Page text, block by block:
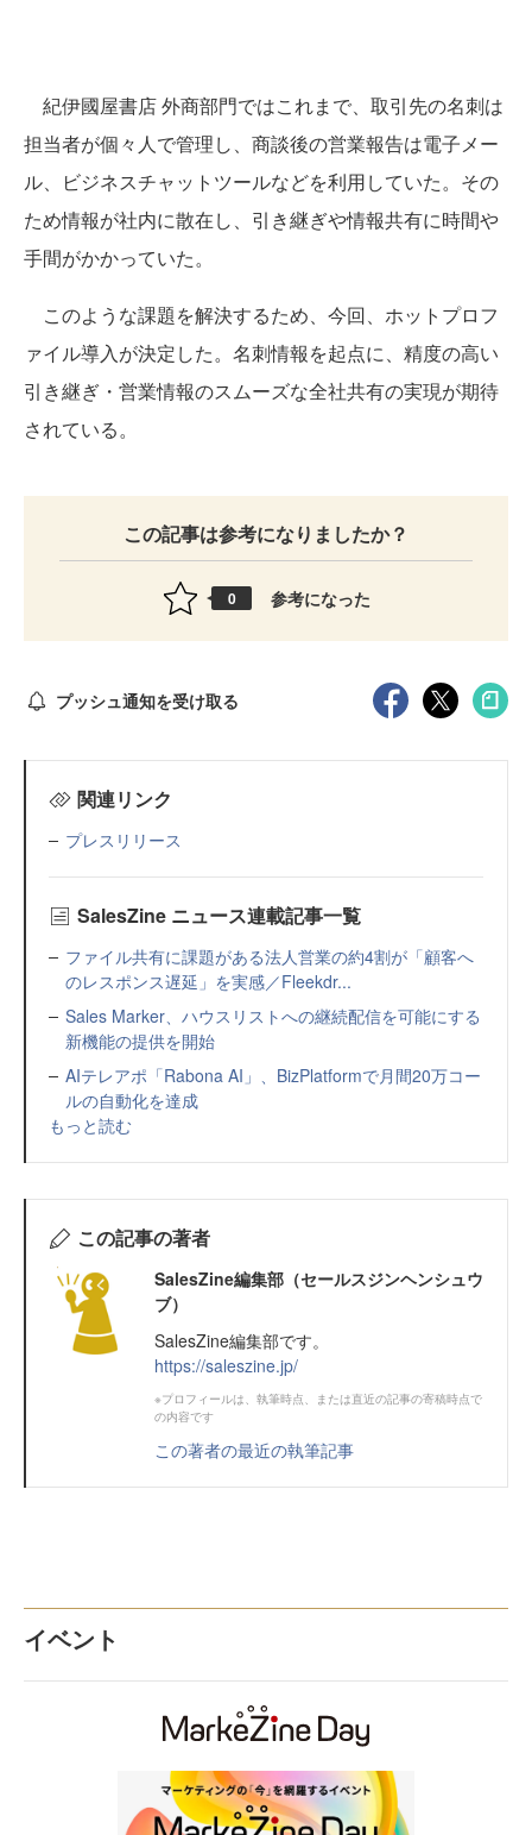
紀伊國屋書店 外商部門ではこれまで、取引先の名刺は
担当者が個々人で管理し、商談後の営業報告は電子メー
ル、ビジネスチャットツールなどを利用していた。その
ため情報が社内に散在し、引き継ぎや情報共有に時間や
手間がかかっていた。
このような課題を解決するため、今回、ホットプロフ
ァイル導入が決定した。名刺情報を起点に、精度の高い
引き継ぎ・営業情報のスムーズな全社共有の実現が期待
されている。
この記事は参考になりましたか？
0 参考になった
プッシュ通知を受け取る
関連リンク
プレスリリース
SalesZine ニュース連載記事一覧
ファイル共有に課題がある法人営業の約4割が「顧客へ
のレスポンス遅延」を実感／Fleekdr...
Sales Marker、ハウスリストへの継続配信を可能にする
新機能の提供を開始
AIテレアポ「Rabona AI」、BizPlatformで月間20万コー
ルの自動化を達成
もっと読む
この記事の著者
SalesZine編集部（セールスジンヘンシュウ
ブ）
SalesZine編集部です。
https://saleszine.jp/
※プロフィールは、執筆時点、または直近の記事の寄稿時点で
の内容です
この著者の最近の執筆記事
イベント